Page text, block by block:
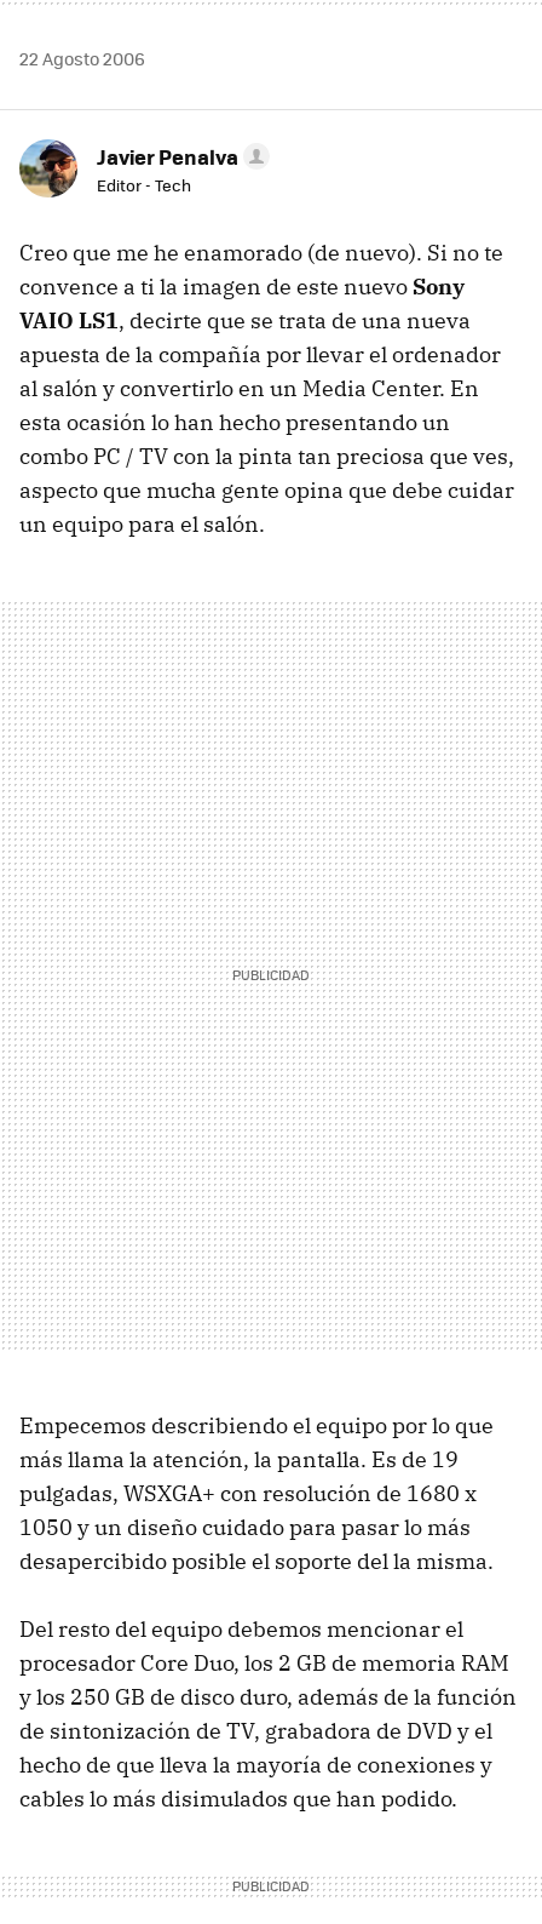
22 Agosto 2006
Javier Penalva
Editor - Tech
Creo que me he enamorado (de nuevo). Si no te
convence a ti la imagen de este nuevo Sony
VAIO LS1, decirte que se trata de una nueva
apuesta de la compañía por llevar el ordenador
al salón y convertirlo en un Media Center. En
esta ocasión lo han hecho presentando un
combo PC / TV con la pinta tan preciosa que ves,
aspecto que mucha gente opina que debe cuidar
un equipo para el salón.
Empecemos describiendo el equipo por lo que
más llama la atención, la pantalla. Es de 19
pulgadas, WSXGA+ con resolución de 1680 x
1050 y un diseño cuidado para pasar lo más
desapercibido posible el soporte del la misma.
Del resto del equipo debemos mencionar el
procesador Core Duo, los 2 GB de memoria RAM
y los 250 GB de disco duro, además de la función
de sintonización de TV, grabadora de DVD y el
hecho de que lleva la mayoría de conexiones y
cables lo más disimulados que han podido.